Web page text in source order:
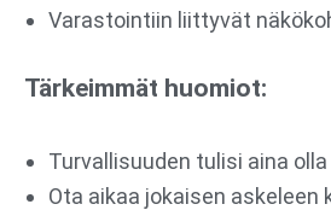
Varastointiin liittyvät
Tärkeimmät huomiot:
Turvallisuuden tulisi aina
Ota aikaa jokaisen askeleen